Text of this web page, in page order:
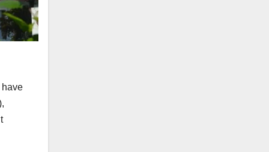
have